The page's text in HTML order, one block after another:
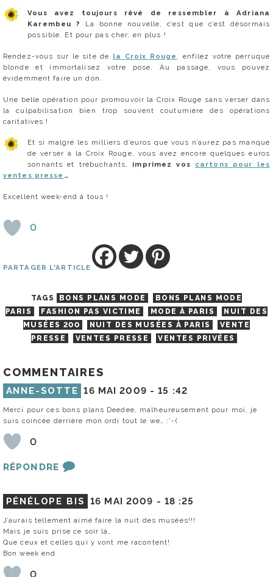
Vous avez toujours rêvé de ressembler à Adriana
Karembeu ?
La bonne nouvelle, c’est que c’est désormais
possible. Et pour pas cher, en plus !
Rendez-vous sur le site de la Croix Rouge
, enfilez votre perruque
blonde et immortalisez votre pose. Au passage, vous pouvez
évidemment faire un don.
Une belle opération pour promouvoir la Croix Rouge sans verser dans
la culpabilisation bien trop souvent coutumière des opérations
caritatives !
Et si malgré les milliers d’euros que vous n’aurez pas manqué
de verser à la Croix Rouge, vous avez encore quelques euros
sonnants et trébuchants, imprimez vos cartons pour les
ventes presse …
Excellent week-end à tous !
0
PARTAGER L'ARTICLE
TAGS BONS PLANS MODE
BONS PLANS MODE
PARIS
FASHION PAS VICTIME MODE À PARIS
NUIT DES
MUSÉES 200
NUIT DES MUSÉES À PARIS
VENTE
PRESSE
VENTES PRESSE VENTES PRIVÉES
COMMENTAIRES
ANNE-SOTTE 16 MAI 2009 -15 :42
Merci pour ces bons plans Deedee, malheureusement pour moi, je
suis coincée derrière mon ordi tout le we… :’-(
0
RÉPONDRE
PÉNÉLOPE BIS 16 MAI 2009 - 18 :25
J’aurais tellement aimé faire la nuit des musées!!!
Mais je suis prise ce soir là…
Que ceux et celles qui y vont me racontent!
Bon week end
0